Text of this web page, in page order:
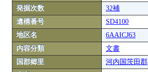
発掘次数
32補
遺構番号
SD4100
地区名
6AAICJ63
内容分類
文書
国郡郷里
河内国茨田郡